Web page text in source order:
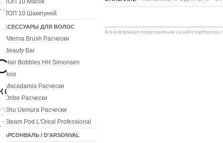
ТОП 10 Шампуней
АКСЕССУАРЫ ДЛЯ ВОЛОС
Alterna Brush Расчески
Beauty Bar
Hair Bobbles HH Simonsen
Ikoo
Macadamia Расчески
Oribe Расчески
Shu Uemura Расчески
Steam Pod L'Oreal Professional
ДАРСОНВАЛЬ / D'ARSONVAL